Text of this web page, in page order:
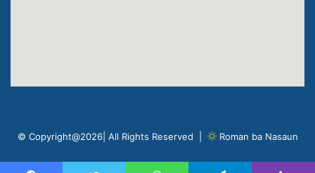
© Copyright@2026| All Rights Reserved | Roman ba Nasaun